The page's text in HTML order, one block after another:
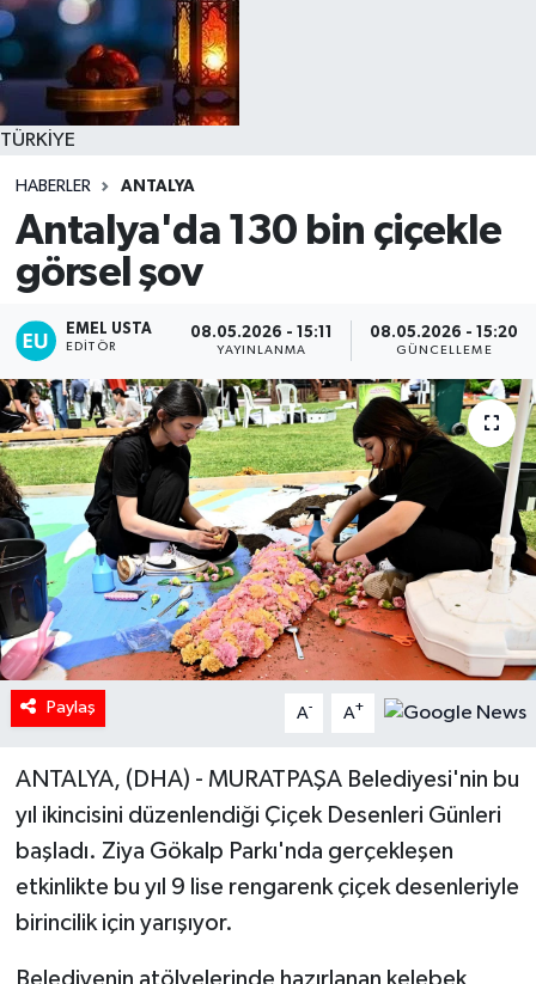
TÜRKİYE
HABERLER ANTALYA
Antalya'da 130 bin çiçekle
görsel şov
EMEL USTA
EDITÖR
08.05.2026 - 15:11
YAYINLANMA
08.05.2026 - 15:20
GÜNCELLEME
Paylaş A- A+
ANTALYA, (DHA) - MURATPAŞA Belediyesi'nin bu
yıl ikincisini düzenlendiği Çiçek Desenleri Günleri
başladı. Ziya Gökalp Parkı'nda gerçekleşen
etkinlikte bu yıl 9 lise rengarenk çiçek desenleriyle
birincilik için yarışıyor.